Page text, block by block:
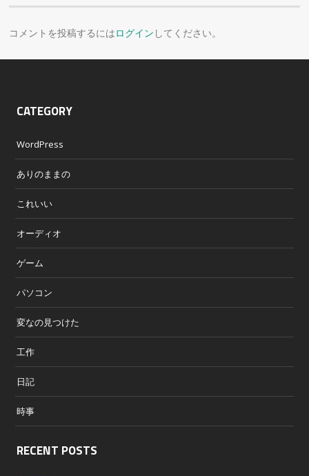
コメントを投稿するにはログイン してください。
CATEGORY
WordPress
ありのままの
これいい
オーディオ
ゲーム
パソコン
変なの見つけた
工作
日記
時事
RECENT POSTS